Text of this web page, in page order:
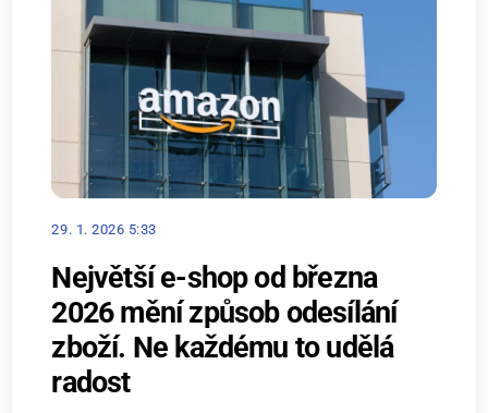
29. 1. 2026 5:33
Největší e-shop od března
2026 mění způsob odesílání
zboží. Ne každému to udělá
radost